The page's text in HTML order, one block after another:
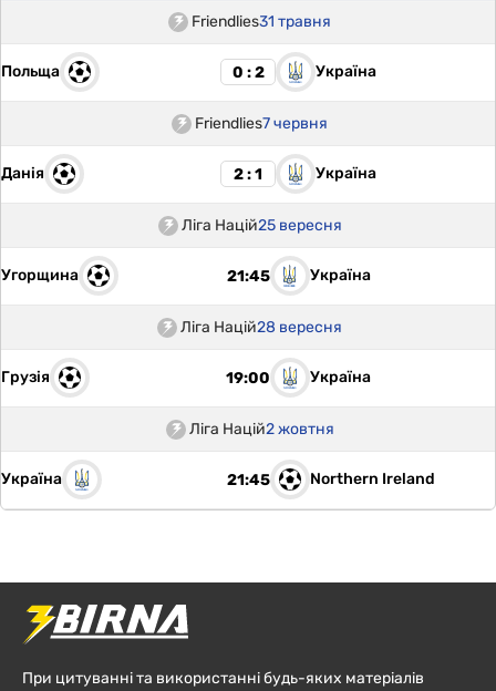
Friendlies31 травня
Польща 0 : 2 Україна
Friendlies7 червня
Данія 2 : 1 Україна
Ліга Націй25 вересня
Угорщина 21:45 Україна
Ліга Націй28 вересня
Грузія 19:00 Україна
Ліга Націй2 жовтня
Україна 21:45 Northern Ireland
При цитуванні та використанні будь-яких матеріалів